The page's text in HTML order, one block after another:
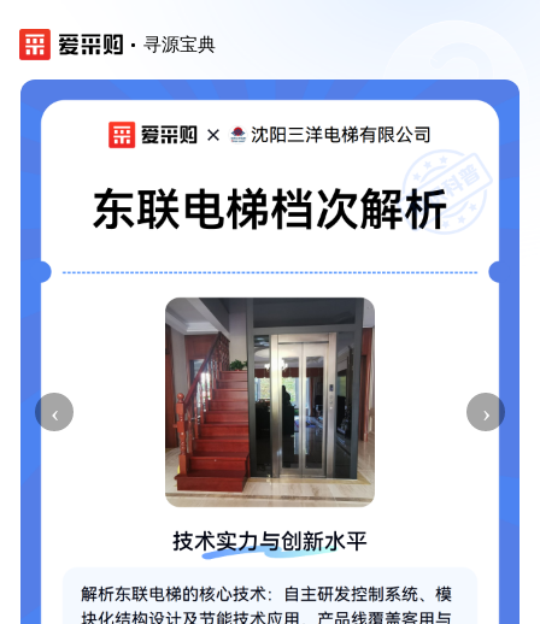
寻源宝典
‹ ›